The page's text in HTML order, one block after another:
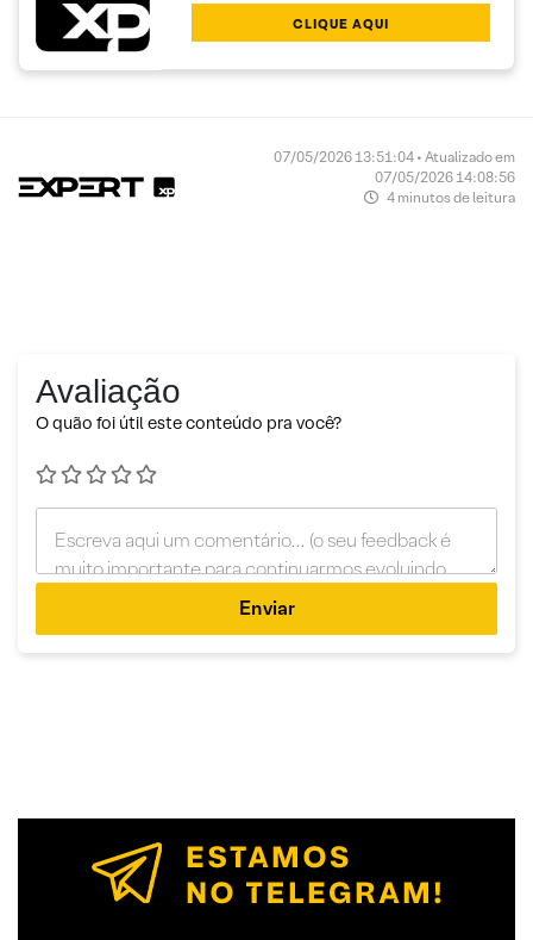
CLIQUE AQUI
07/05/2026 13:51:04 • Atualizado em
07/05/2026 14:08:56
4 minutos de leitura
Avaliação
O quão foi útil este conteúdo pra você?
Enviar